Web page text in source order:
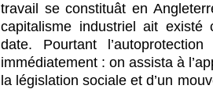
travail se constituât en
capitalisme industriel ait existé
date. Pourtant
immédiatement : on assista à
la législation sociale et d’un